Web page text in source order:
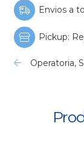
cantidadEnvios a
Pickup:
Operatoria,